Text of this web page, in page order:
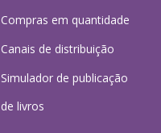
Compras em quantidade
Canais de distribuição
Simulador de publicação
de livros